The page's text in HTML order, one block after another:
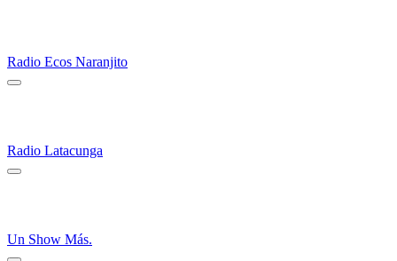
Radio Ecos Naranjito
Radio Latacunga
Un Show Más.